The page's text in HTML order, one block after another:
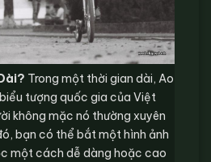
Trong một thời gian dài, Ao
tượng quốc gia của Việt
không mặc nó thường xuyên
bạn có thể bắt một hình ảnh
một cách dễ dàng hoặc cao